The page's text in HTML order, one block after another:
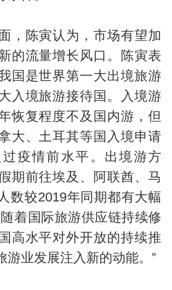
，陈寅认为，市场有望加
的流量增长风口。陈寅表
国是世界第一大出境旅游
入境旅游接待国。入境游
恢复程度不及国内游，但
大、土耳其等国入境申请
疫情前水平。出境游方
期前往埃及、阿联酋、马
数较2019年同期都有大幅
着国际旅游供应链持续修
高水平对外开放的持续推
游业发展注入新的动能。”